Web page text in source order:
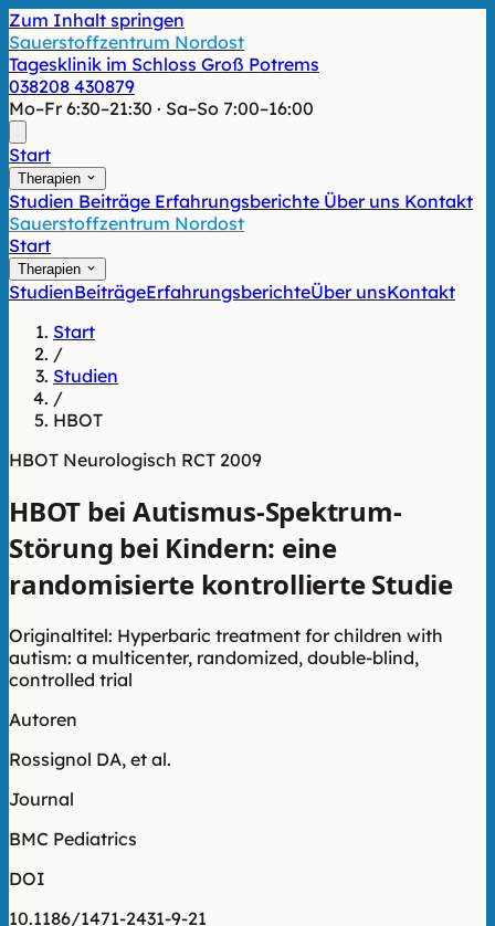
Zum Inhalt springen
Sauerstoffzentrum Nordost
Tagesklinik im Schloss Groß Potrems
038208 430879
Mo–Fr 6:30–21:30 · Sa–So 7:00–16:00
Start
Therapien
Studien Beiträge Erfahrungsberichte Über uns Kontakt
Sauerstoffzentrum Nordost
Start
Therapien
StudienBeiträgeErfahrungsberichteÜber unsKontakt
Start
/
Studien
/
HBOT
HBOT Neurologisch RCT 2009
HBOT bei Autismus-Spektrum-
Störung bei Kindern: eine
randomisierte kontrollierte Studie
Originaltitel: Hyperbaric treatment for children with
autism: a multicenter, randomized, double-blind,
controlled trial
Autoren
Rossignol DA, et al.
Journal
BMC Pediatrics
DOI
10.1186/1471-2431-9-21